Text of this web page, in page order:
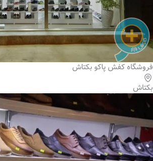
فروشگاه کفش پاکو بکتاش
بکتاش